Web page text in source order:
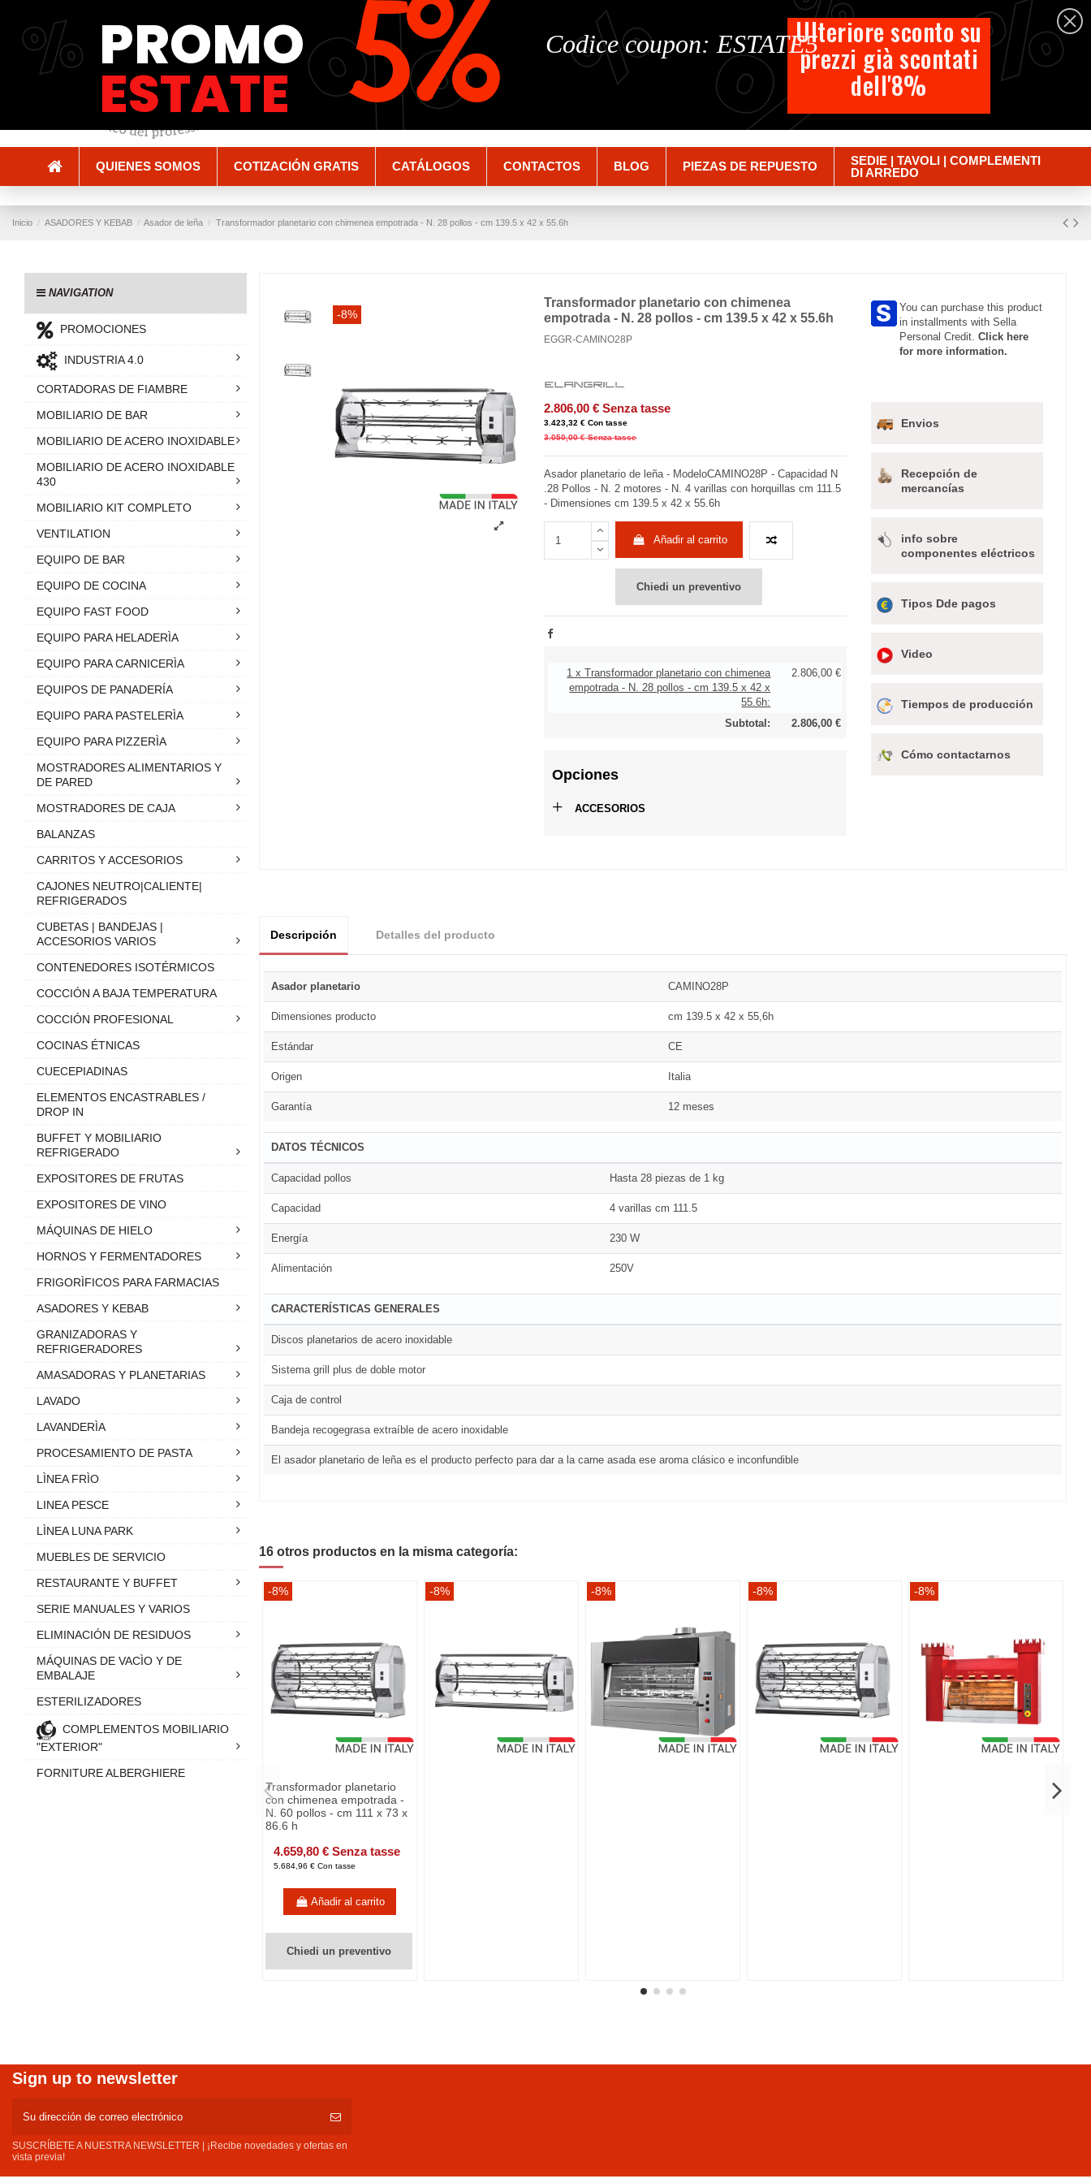
Español
Carrito
QUIENES SOMOS COTIZACIÓN GRATIS CATÁLOGOS CONTACTOS BLOG PIEZAS DE REPUESTO
SEDIE | TAVOLI | COMPLEMENTI
DI ARREDO
Inicio ASADORES Y KEBAB Asador de leña Transformador planetario con chimenea empotrada - N. 28 pollos - cm 139.5 x 42 x 55.6h
-8%
Transformador planetario con chimenea
empotrada - N. 28 pollos - cm 139.5 x 42 x 55.6h
EGGR-CAMINO28P
2.806,00 € Senza tasse
3.423,32 € Con tasse
3.050,00 € Senza tasse
Asador planetario de leña - ModeloCAMINO28P - Capacidad N
.28 Pollos - N. 2 motores - N. 4 varillas con horquillas cm 111.5
- Dimensiones cm 139.5 x 42 x 55.6h
Añadir al carrito
Chiedi un preventivo
1 x Transformador planetario con chimenea
empotrada - N. 28 pollos - cm 139.5 x 42 x
55.6h:
2.806,00 €
Subtotal: 2.806,00 €
Opciones
+ ACCESORIOS
You can purchase this product
in installments with Sella
Personal Credit.Click here
for more information.
Envios
Recepción de
mercancías
info sobre
componentes eléctricos
Tipos Dde pagos
Video
Tiempos de producción
Cómo contactarnos
Descripción Detalles del producto
Asador planetario CAMINO28P
Dimensiones producto cm 139.5 x 42 x 55,6h
Estándar CE
Origen Italia
Garantía 12 meses
DATOS TÉCNICOS
Capacidad pollos Hasta 28 piezas de 1 kg
Capacidad 4 varillas cm 111.5
Energía 230 W
Alimentación 250V
CARACTERÍSTICAS GENERALES
Discos planetarios de acero inoxidable
Sistema grill plus de doble motor
Caja de control
Bandeja recogegrasa extraíble de acero inoxidable
El asador planetario de leña es el producto perfecto para dar a la carne asada ese aroma clásico e inconfundible
16 otros productos en la misma categoría:
-8%
Transformador planetario
con chimenea empotrada -
N. 60 pollos - cm 111 x 73 x
86.6 h
4.659,80 € Senza tasse
5.684,96 € Con tasse
Añadir al carrito
Chiedi un preventivo
-8% -8% -8% -8%
NAVIGATION
PROMOCIONES
INDUSTRIA 4.0
CORTADORAS DE FIAMBRE
MOBILIARIO DE BAR
MOBILIARIO DE ACERO INOXIDABLE
MOBILIARIO DE ACERO INOXIDABLE
430
MOBILIARIO KIT COMPLETO
VENTILATION
EQUIPO DE BAR
EQUIPO DE COCINA
EQUIPO FAST FOOD
EQUIPO PARA HELADERÌA
EQUIPO PARA CARNICERÌA
EQUIPOS DE PANADERÍA
EQUIPO PARA PASTELERÌA
EQUIPO PARA PIZZERÌA
MOSTRADORES ALIMENTARIOS Y
DE PARED
MOSTRADORES DE CAJA
BALANZAS
CARRITOS Y ACCESORIOS
CAJONES NEUTRO|CALIENTE|
REFRIGERADOS
CUBETAS | BANDEJAS |
ACCESORIOS VARIOS
CONTENEDORES ISOTÉRMICOS
COCCIÓN A BAJA TEMPERATURA
COCCIÓN PROFESIONAL
COCINAS ÉTNICAS
CUECEPIADINAS
ELEMENTOS ENCASTRABLES /
DROP IN
BUFFET Y MOBILIARIO
REFRIGERADO
EXPOSITORES DE FRUTAS
EXPOSITORES DE VINO
MÁQUINAS DE HIELO
HORNOS Y FERMENTADORES
FRIGORÌFICOS PARA FARMACIAS
ASADORES Y KEBAB
GRANIZADORAS Y
REFRIGERADORES
AMASADORAS Y PLANETARIAS
LAVADO
LAVANDERÌA
PROCESAMIENTO DE PASTA
LÌNEA FRÌO
LINEA PESCE
LÌNEA LUNA PARK
MUEBLES DE SERVICIO
RESTAURANTE Y BUFFET
SERIE MANUALES Y VARIOS
ELIMINACIÓN DE RESIDUOS
MÁQUINAS DE VACÌO Y DE
EMBALAJE
ESTERILIZADORES
COMPLEMENTOS MOBILIARIO
"EXTERIOR"
FORNITURE ALBERGHIERE
Sign up to newsletter
SUSCRÍBETE A NUESTRA NEWSLETTER | ¡Recibe novedades y ofertas en
vista previa!
%
% %
%
% Ulteriore sconto su
prezzi già scontati
dell'8%
Codice coupon: ESTATE5
PROMO
ESTATE 5%